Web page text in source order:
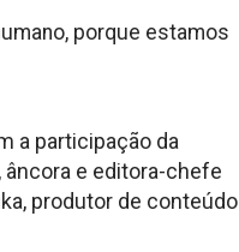
porque estamos
a participação da
âncora e editora-chefe
produtor de conteúdo